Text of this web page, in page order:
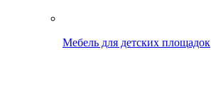
Мебель для детских площадок